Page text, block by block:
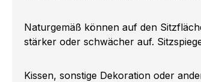
Naturgemäß können auf den
stärker oder schwächer auf.
Kissen, sonstige Dekoration oder